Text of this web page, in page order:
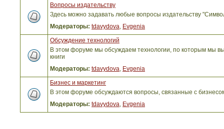
Вопросы издательству
Здесь можно задавать любые вопросы издательству
Модераторы: tdavydova, Evgenia
Обсуждение технологий
В этом форуме мы обсуждаем технологии, по которым мы
книги
Модераторы: tdavydova, Evgenia
Бизнес и маркетинг
В этом форуме обсуждаются вопросы, связанные с
Модераторы: tdavydova, Evgenia